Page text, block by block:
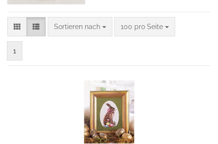
Sortieren nach
Sortieren nach 100 pro Seite
pro Seite
1